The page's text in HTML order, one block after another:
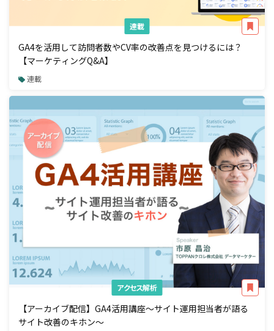
連載
GA4を活用して訪問者数やCV率の改善点を見つけるには？
【マーケティングQ&A】
連載
アクセス解析
【アーカイブ配信】GA4活用講座～サイト運用担当者が語る
サイト改善のキホン～